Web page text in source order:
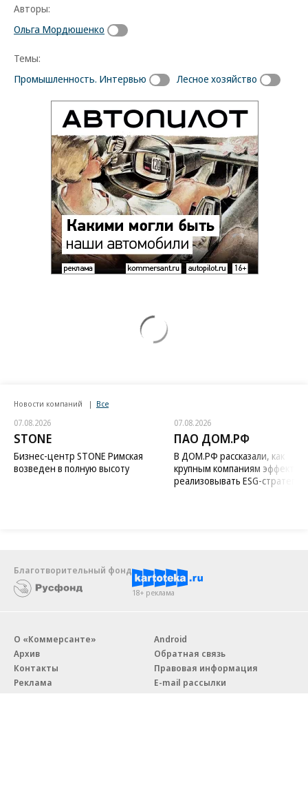
Авторы:
Ольга Мордюшенко
Темы:
Промышленность. Интервью
Лесное хозяйство
Новости компаний Все
07.08.2026
STONE
Бизнес-центр STONE Римская
возведен в полную высоту
07.08.2026
ПАО ДОМ.РФ
В ДОМ.РФ рассказали, как
крупным компаниям
реализовывать ESG-стратегию
Благотворительный фонд
18+ реклама
О «Коммерсанте»
Архив
Контакты
Реклама
Android
Обратная связь
Правовая информация
E-mail рассылки